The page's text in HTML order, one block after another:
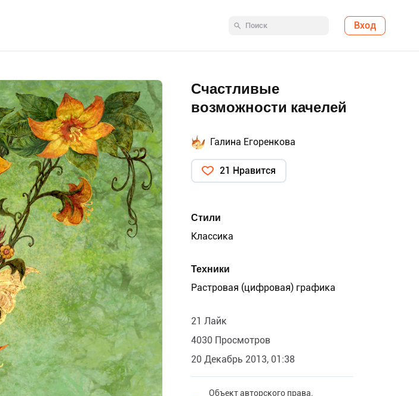
Вход
Счастливые
возможности качелей
Галина Егоренкова
21 Нравится
Стили
Классика
Техники
Растровая (цифровая) графика
21 Лайк
4030 Просмотров
20 Декабрь 2013, 01:38
Объект авторского права.